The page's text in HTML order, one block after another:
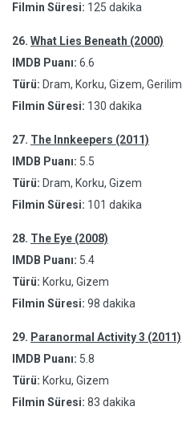
Filmin Süresi: 125 dakika
26. What Lies Beneath (2000)
IMDB Puanı: 6.6
Türü: Dram, Korku, Gizem, Gerilim
Filmin Süresi: 130 dakika
27. The Innkeepers (2011)
IMDB Puanı: 5.5
Türü: Dram, Korku, Gizem
Filmin Süresi: 101 dakika
28. The Eye (2008)
IMDB Puanı: 5.4
Türü: Korku, Gizem
Filmin Süresi: 98 dakika
29. Paranormal Activity 3 (2011)
IMDB Puanı: 5.8
Türü: Korku, Gizem
Filmin Süresi: 83 dakika